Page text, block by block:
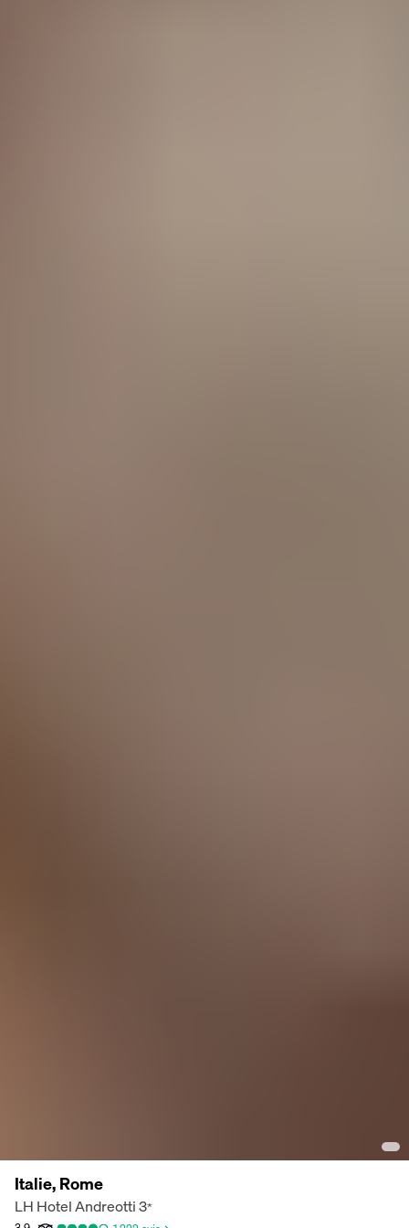
Italie, Rome
LH Hotel Andreotti3*